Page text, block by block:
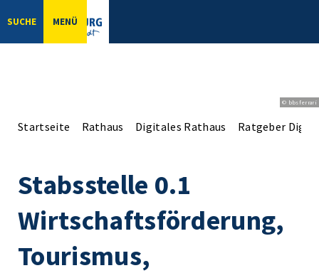
SUCHE MENÜ
© bbsferrari
Startseite Rathaus Digitales Rathaus Ratgeber
Stabsstelle 0.1
Wirtschaftsförderung,
Tourismus,